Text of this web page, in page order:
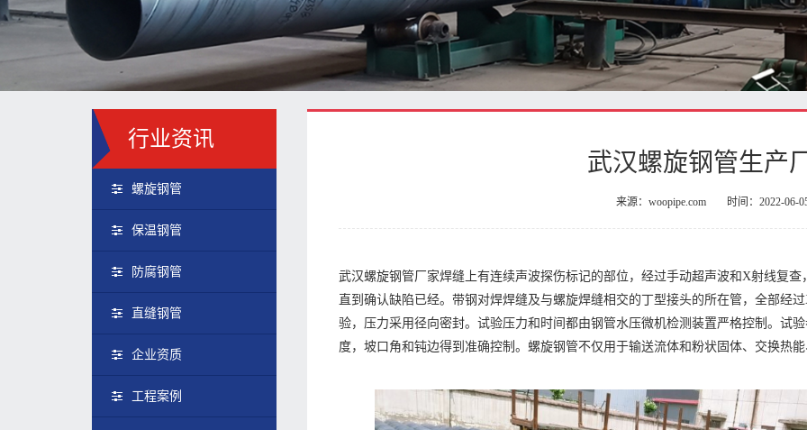
行业资讯
螺旋钢管
保温钢管
防腐钢管
直缝钢管
企业资质
工程案例
武汉螺旋钢管生产
来源：woopipe.com 时间：2022-06-
武汉螺旋钢管厂家焊缝上有连续声波探伤标记的部位，经过手动超声波和X射线复
直到确认缺陷已经。带钢对焊焊缝及与螺旋焊缝相交的丁型接头的所在管，全部经
验，压力采用径向密封。试验压力和时间都由钢管水压微机检测装置严格控制。试
度，坡口角和钝边得到准确控制。螺旋钢管不仅用于输送流体和粉状固体、交换热